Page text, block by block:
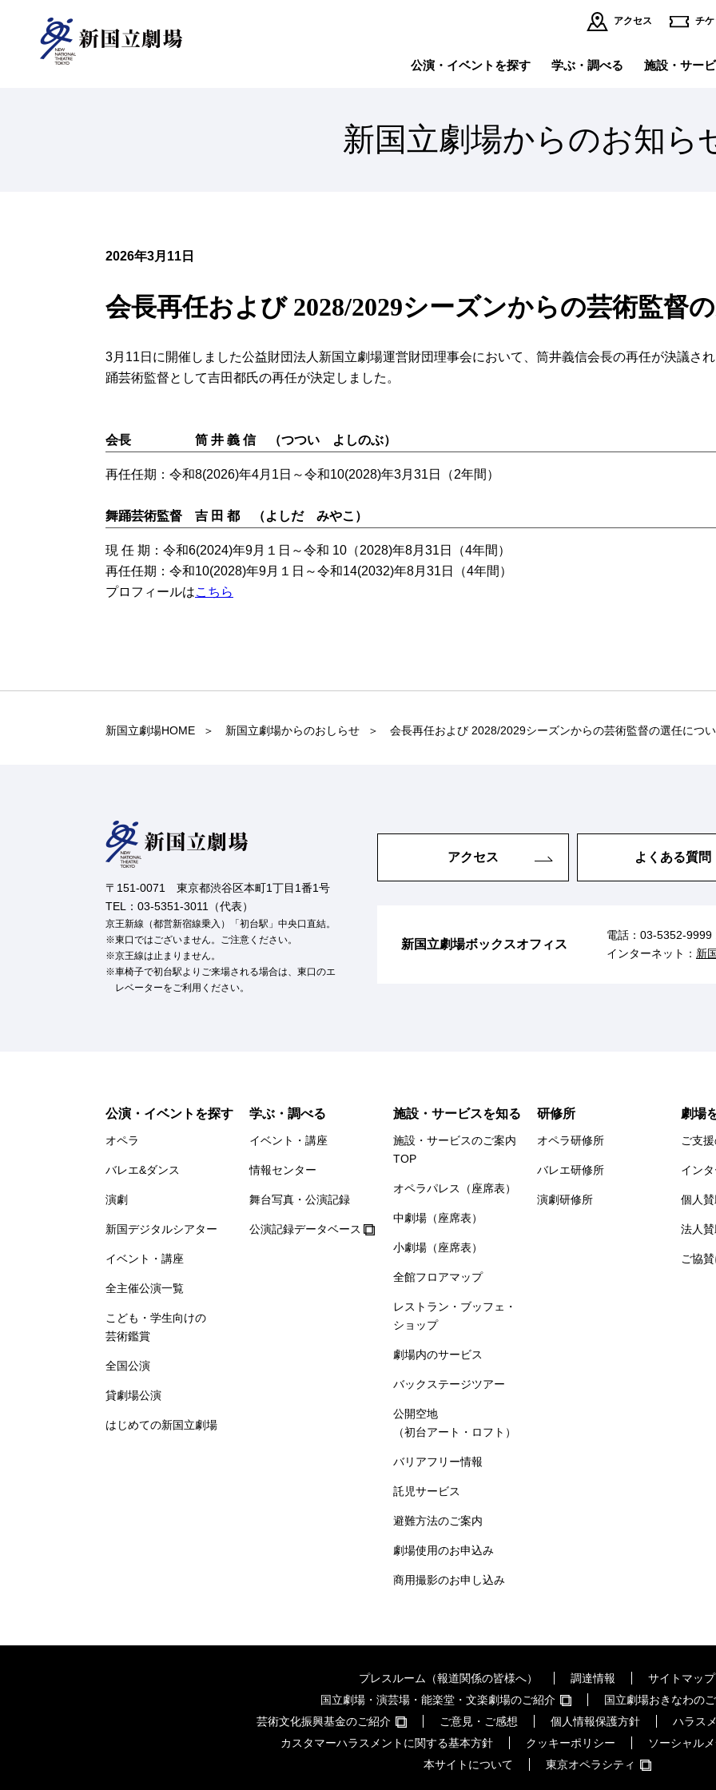
アクセス チケ
公演・イベントを探す
オペラ
全
学ぶ・調べる
情報センター
イベント・講座 公
施設・サー
小劇場
（座席表）
施設・サービスの
ご案内TOP
バックステージツアー 劇
オペラ研修所
研修事業について
インターネット小口寄附 個人賛助会員になる
理事長挨拶 運
新国立劇場からのお知ら
2026年3月11日
会長再任および 2028/2029シーズンからの芸術監督
3月11日に開催しました公益財団法人新国立劇場運営財団理事会において、筒井義信会長の再任が決議さ
踊芸術監督として吉田都氏の再任が決定しました。
会長 筒 井 義 信 （つつい よしのぶ）
再任任期：令和8(2026)年4月1日～令和10(2028)年3月31日（2年間）
舞踊芸術監督 吉 田 都 （よしだ みやこ）
現 任 期：令和6(2024)年9月１日～令和 10（2028)年8月31日（4年間）
再任任期：令和10(2028)年9月１日～令和14(2032)年8月31日（4年間）
プロフィールはこちら
新国立劇場HOME 新国立劇場からのおしらせ 会長再任および 2028/2029シーズンからの芸術監督の選任につ
〒151-0071 東京都渋谷区本町1丁目1番1号
TEL：03-5351-3011（代表）
京王新線（都営新宿線乗入）「初台駅」中央口直結。
東口ではございません。ご注意ください。
京王線は止まりません。
車椅子で初台駅よりご来場される場合は、東口のエ
レベーターをご利用ください。
アクセス よくある質問
新国立劇場ボックスオフィス
電話： 03-5352-9999
インターネット： 新
公演・イベントを探す
オペラ
バレエ&ダンス
演劇
新国デジタルシアター
イベント・講座
全主催公演一覧
こども・学生向けの
芸術鑑賞
全国公演
貸劇場公演
はじめての新国立劇場
学ぶ・調べる
イベント・講座
情報センター
舞台写真・公演記録
公演記録データベース
施設・サービスを知る
施設・サービスのご案内
TOP
オペラパレス（座席表）
中劇場（座席表）
小劇場（座席表）
全館フロアマップ
レストラン・ブッフェ・
ショップ
劇場内のサービス
バックステージツアー
公開空地
（初台アート・ロフト）
バリアフリー情報
託児サービス
避難方法のご案内
劇場使用のお申込み
商用撮影のお申し込み
研修所
オペラ研修所
バレエ研修所
演劇研修所
劇場
ご支
イン
個人
法人
ご協
プレスルーム（報道関係の皆様へ） 調達情報
サイトマップ
国立劇場・演芸場・能楽堂・文楽劇場のご紹介
国立劇場おきなわの
芸術文化振興基金のご紹介
ご意見・ご感想 個人情報保護方針
ハラス
カスタマーハラスメントに関する基本方針
クッキーポリシー
ソーシャル
本サイトについて
東京オペラシティ